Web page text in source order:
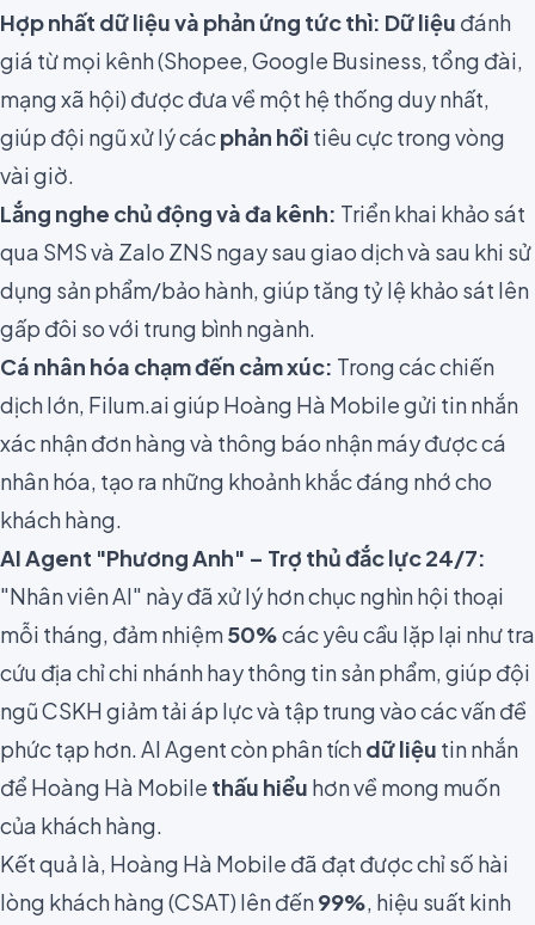
Hợp nhất dữ liệu và phản ứng tức thì: Dữ liệu đánh
giá từ mọi kênh (Shopee, Google Business, tổng đài,
mạng xã hội) được đưa về một hệ thống duy nhất,
giúp đội ngũ xử lý cácphản hồi tiêu cực trong vòng
vài giờ.
Lắng nghe chủ động và đa kênh: Triển khai khảo sát
qua SMS và Zalo ZNS ngay sau giao dịch và sau khi sử
dụng sản phẩm/bảo hành, giúp tăng tỷ lệ khảo sát lên
gấp đôi so với trung bình ngành.
Cá nhân hóa chạm đến cảm xúc: Trong các chiến
dịch lớn, Filum.ai giúp Hoàng Hà Mobile gửi tin nhắn
xác nhận đơn hàng và thông báo nhận máy được cá
nhân hóa, tạo ra những khoảnh khắc đáng nhớ cho
khách hàng.
AI Agent "Phương Anh" – Trợ thủ đắc lực 24/7:
"Nhân viên AI" này đã xử lý hơn chục nghìn hội thoại
mỗi tháng, đảm nhiệm50%các yêu cầu lặp lại như tra
cứu địa chỉ chi nhánh hay thông tin sản phẩm, giúp đội
ngũ CSKH giảm tải áp lực và tập trung vào các vấn đề
phức tạp hơn. AI Agent còn phân tíchdữ liệu tin nhắn
để Hoàng Hà Mobile thấu hiểu hơn về mong muốn
của khách hàng.
Kết quả là, Hoàng Hà Mobile đã đạt được chỉ số hài
lòng khách hàng (CSAT) lên đến99%, hiệu suất kinh